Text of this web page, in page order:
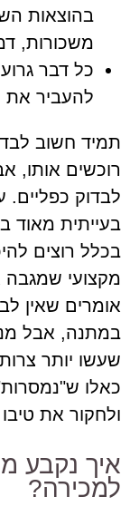
בהוצאות
משכורות,
כל דבר
להעביר
תמיד חשוב
רוכשים אותו,
לבדוק כפליים.
בעייתית מאוד
בכלל רוצים
מקצועי
אומרים שאין
במתנה, אבל
שעשו יותר
כאלו
ולחקור את
איך נקבע
למכירה?